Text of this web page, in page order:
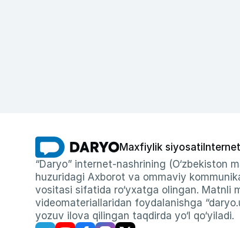
Maxfiylik siyosati
“Daryo” internet-nashrining (O‘zbekiston
huzuridagi Axborot va ommaviy
vositasi sifatida ro‘yxatga olingan. Matnli
videomateriallaridan foydalanishga
yozuv ilova qilingan taqdirda yo‘l qo‘yiladi.